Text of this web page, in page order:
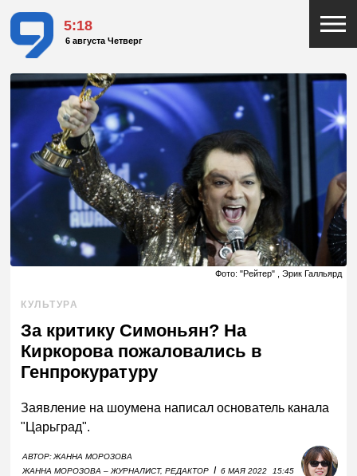
5:18
6 августа Четверг
Фото: "Рейтер" , Эрик Галльярд
КУЛЬТУРА
За критику Симоньян? На
Киркорова пожаловались в
Генпрокуратуру
Заявление на шоумена написал основатель канала
"Царьград".
АВТОР:ЖАННА МОРОЗОВА
ЖАННА МОРОЗОВА – ЖУРНАЛИСТ, РЕДАКТОР I 6 МАЯ 2022 15:45